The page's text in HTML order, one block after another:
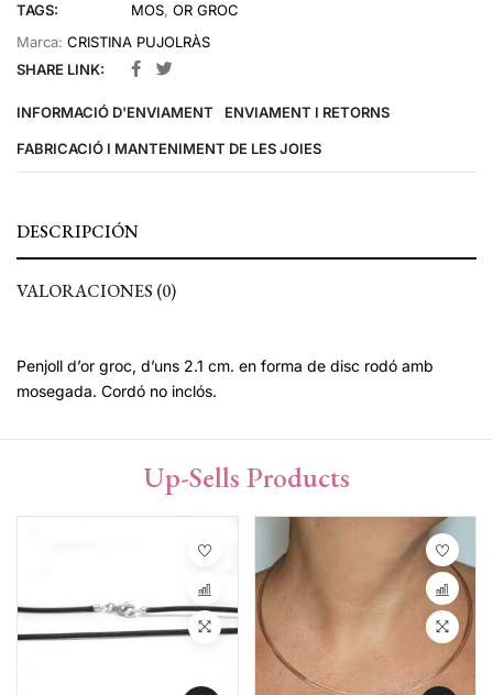
TAGS:
MOS, OR GROC
Marca: CRISTINA PUJOLRÀS
SHARE LINK:
INFORMACIÓ D'ENVIAMENT ENVIAMENT I RETORNS
FABRICACIÓ I MANTENIMENT DE LES JOIES
DESCRIPCIÓN
VALORACIONES (0)
Penjoll d’or groc, d’uns 2.1 cm. en forma de disc rodó amb
mosegada. Cordó no inclós.
Up-Sells Products